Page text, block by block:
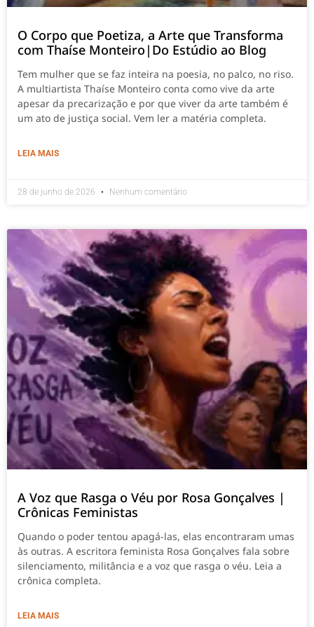
O Corpo que Poetiza, a Arte que Transforma
com Thaíse Monteiro|Do Estúdio ao Blog
Tem mulher que se faz inteira na poesia, no palco, no riso.
A multiartista Thaíse Monteiro conta como vive da arte
apesar da precarização e por que viver da arte também é
um ato de justiça social. Vem ler a matéria completa.
LEIA MAIS
28 de junho de 2026 Nenhum comentário
A Voz que Rasga o Véu por Rosa Gonçalves |
Crônicas Feministas
Quando o poder tentou apagá-las, elas encontraram umas
às outras. A escritora feminista Rosa Gonçalves fala sobre
silenciamento, militância e a voz que rasga o véu. Leia a
crônica completa.
LEIA MAIS